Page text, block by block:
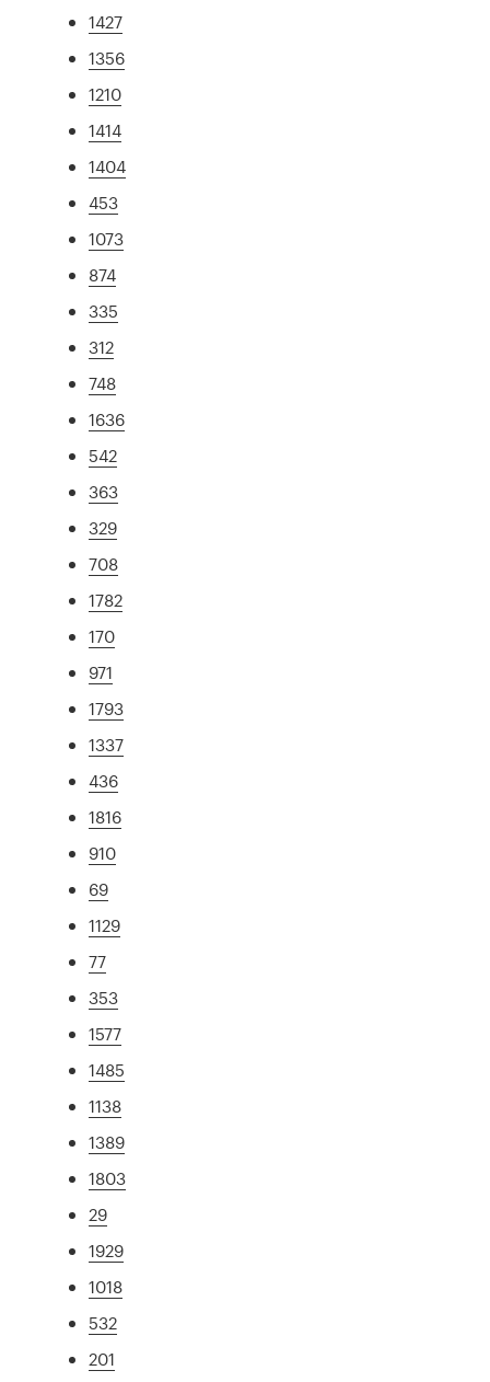
1427
1356
1210
1414
1404
453
1073
874
335
312
748
1636
542
363
329
708
1782
170
971
1793
1337
436
1816
910
69
1129
77
353
1577
1485
1138
1389
1803
29
1929
1018
532
201